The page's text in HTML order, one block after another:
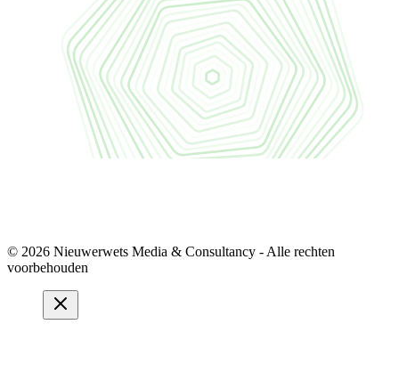
© 2026 Nieuwerwets Media & Consultancy - Alle rechten
voorbehouden